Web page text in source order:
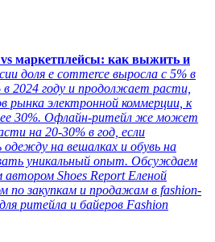
маркетплейсы: как выжить и
доля e commerce выросла с 5% в
2024 году и продолжает расти,
рынка электронной коммерции, к
30%. Офлайн-ритейл же может
на 20-30% в год, если
на вешалках и обувь на
уникальный опыт. Обсуждаем
Shoes Report Еленой
по закупкам и продажам в fashion-
ритейла и байеров Fashion